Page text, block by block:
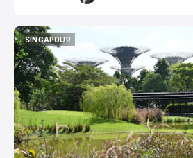
SINGAPOUR
SINGAPOUR